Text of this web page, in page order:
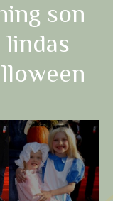
son
lindas